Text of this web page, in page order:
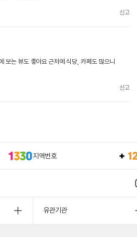
신고
보는 뷰도 좋아요 근처에 식당, 카페도 많으니
신고
지역번호
유관기관